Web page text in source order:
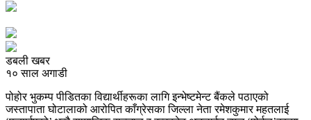
डबली खबर
१० साल अगाडी
पोहोर भुकम्प पीडितका विद्यार्थीहरूका लागि इन्भेष्टमेन्ट बैंकले पठाएको
जस्तापाता घोटालाको आरोपित काँग्रेसका जिल्ला नेता रमेशकुमार महतलाई